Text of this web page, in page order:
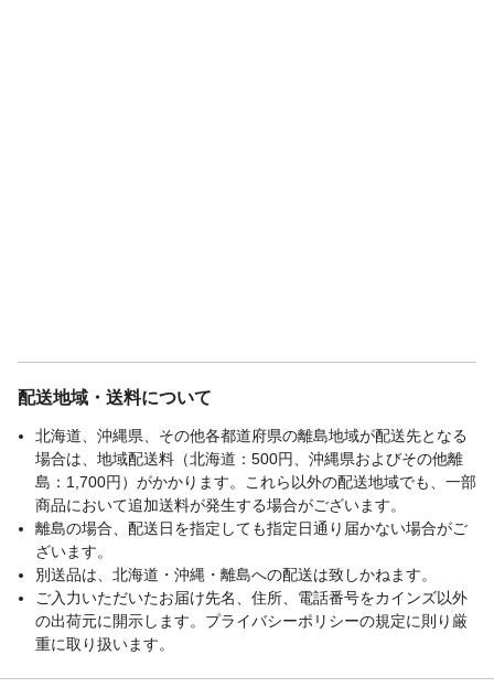
配送地域・送料について
北海道、沖縄県、その他各都道府県の離島地域が配送先となる
場合は、地域配送料（北海道：500円、沖縄県およびその他離
島：1,700円）がかかります。これら以外の配送地域でも、一部
商品において追加送料が発生する場合がございます。
離島の場合、配送日を指定しても指定日通り届かない場合がご
ざいます。
別送品は、北海道・沖縄・離島への配送は致しかねます。
ご入力いただいたお届け先名、住所、電話番号をカインズ以外
の出荷元に開示します。プライバシーポリシーの規定に則り厳
重に取り扱います。